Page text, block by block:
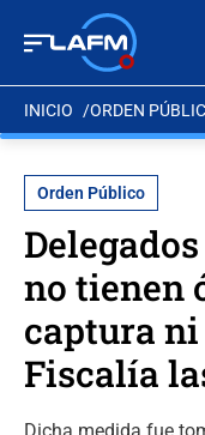
INICIO ORDEN
Orden Público
no tienen
captura
Fiscalía